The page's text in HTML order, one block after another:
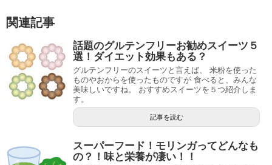
関連記事
話題のグルテンフリーお勧めスイーツ５
選！ダイエット効果もある？
グルテンフリーのスイーツと言えば、 米粉を使った
ものやおからを使ったものですが 食べると、みんな
美味しいですね。 おすすめスイーツを５つ紹介しま
す。
記事を読む
スーパーフード！モリンガってどんなも
の？！味と栄養が凄い！！